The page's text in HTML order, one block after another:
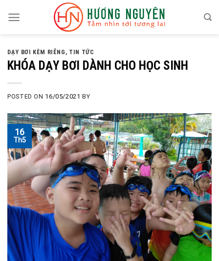
DẠY BƠI KÈM RIÊNG , TIN TỨC
KHÓA DẠY BƠI DÀNH CHO HỌC SINH
POSTED ON 16/05/2021 BY
16
Th5